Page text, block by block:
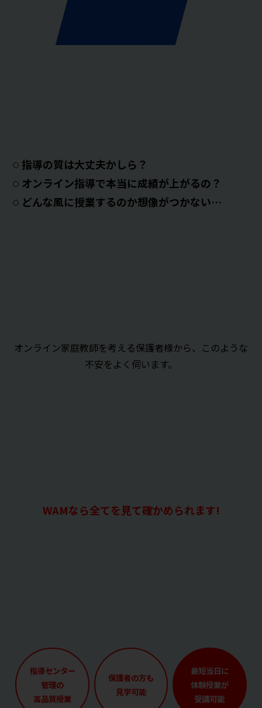
指導の質は大丈夫かしら？
オンライン指導で本当に成績が上がるの？
どんな風に授業するのか想像がつかない…
オンライン家庭教師を考える保護者様から、このような
不安をよく伺います。
WAMなら全てを見て確かめられます!
指導センター
管理の
高品質授業
保護者の方も
見学可能
最短当日に
体験授業が
受講可能